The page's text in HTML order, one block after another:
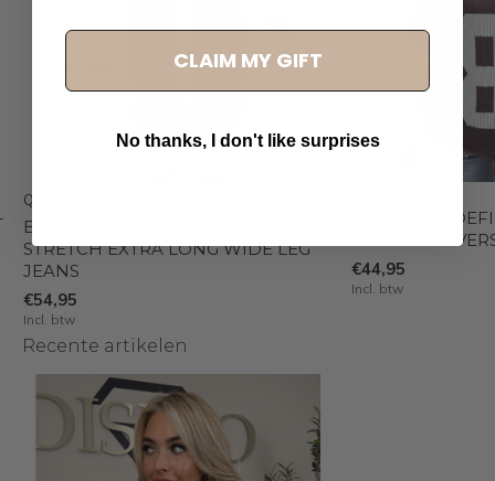
Queen Hearts
BORDEAUX - 'VANCOUVER' -
STRETCH EXTRA LONG WIDE LEG
JEANS
€54,95
Incl. btw
TAUPE -
INSPIRED
€44,95
Incl. btw
Recente artikelen
CLAIM MY GIFT
No thanks, I don't like surprises